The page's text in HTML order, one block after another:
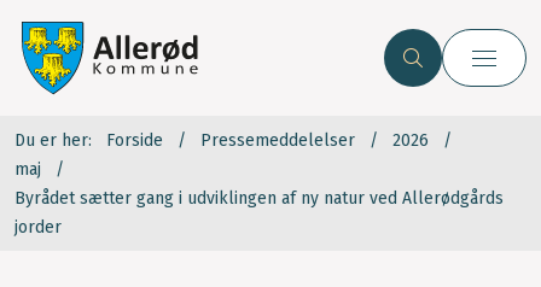
Du er her: Forside Pressemeddelelser
2026
maj
Byrådet sætter gang i udviklingen af ny natur ved Allerødgårds
jorder